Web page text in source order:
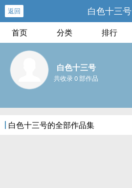
返回 白色十三号
首页 分类 排行
白色十三号
共收录 0 部作品
白色十三号的全部作品集